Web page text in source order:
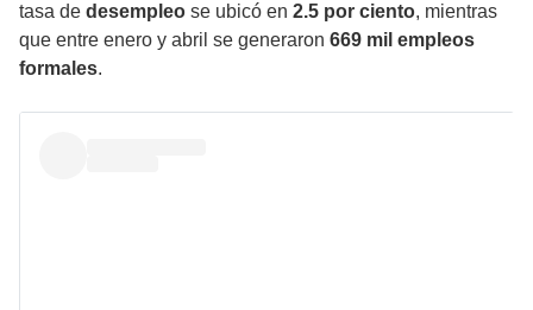
tasa de desempleo se ubicó en 2.5 por ciento, mientras
que entre enero y abril se generaron 669 mil empleos
formales.